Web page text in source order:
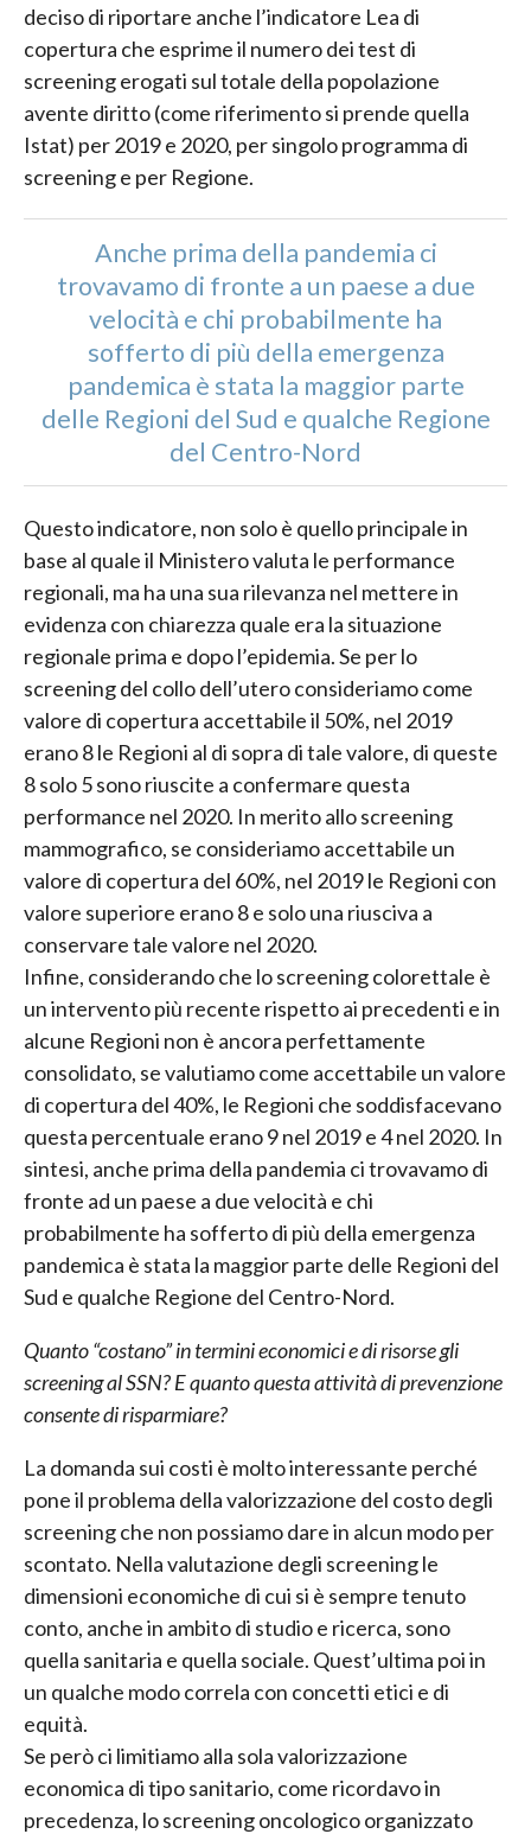
deciso di riportare anche l’indicatore Lea di
copertura che esprime il numero dei test di
screening erogati sul totale della popolazione
avente diritto (come riferimento si prende quella
Istat) per 2019 e 2020, per singolo programma di
screening e per Regione.
Anche prima della pandemia ci
trovavamo di fronte a un paese a due
velocità e chi probabilmente ha
sofferto di più della emergenza
pandemica è stata la maggior parte
delle Regioni del Sud e qualche Regione
del Centro-Nord
Questo indicatore, non solo è quello principale in
base al quale il Ministero valuta le performance
regionali, ma ha una sua rilevanza nel mettere in
evidenza con chiarezza quale era la situazione
regionale prima e dopo l’epidemia. Se per lo
screening del collo dell’utero consideriamo come
valore di copertura accettabile il 50%, nel 2019
erano 8 le Regioni al di sopra di tale valore, di queste
8 solo 5 sono riuscite a confermare questa
performance nel 2020. In merito allo screening
mammografico, se consideriamo accettabile un
valore di copertura del 60%, nel 2019 le Regioni con
valore superiore erano 8 e solo una riusciva a
conservare tale valore nel 2020.
Infine, considerando che lo screening colorettale è
un intervento più recente rispetto ai precedenti e in
alcune Regioni non è ancora perfettamente
consolidato, se valutiamo come accettabile un valore
di copertura del 40%, le Regioni che soddisfacevano
questa percentuale erano 9 nel 2019 e 4 nel 2020. In
sintesi, anche prima della pandemia ci trovavamo di
fronte ad un paese a due velocità e chi
probabilmente ha sofferto di più della emergenza
pandemica è stata la maggior parte delle Regioni del
Sud e qualche Regione del Centro-Nord.
Quanto “costano” in termini economici e di risorse gli
screening al SSN? E quanto questa attività di prevenzione
consente di risparmiare?
La domanda sui costi è molto interessante perché
pone il problema della valorizzazione del costo degli
screening che non possiamo dare in alcun modo per
scontato. Nella valutazione degli screening le
dimensioni economiche di cui si è sempre tenuto
conto, anche in ambito di studio e ricerca, sono
quella sanitaria e quella sociale. Quest’ultima poi in
un qualche modo correla con concetti etici e di
equità.
Se però ci limitiamo alla sola valorizzazione
economica di tipo sanitario, come ricordavo in
precedenza, lo screening oncologico organizzato